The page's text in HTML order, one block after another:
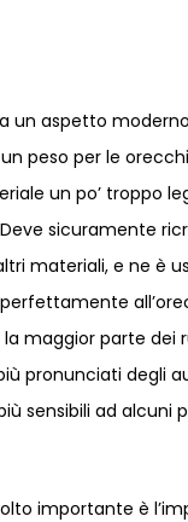
un aspetto
peso per le
un po’ troppo
sicuramente
materiali, e ne è
maggior parte dei
pronunciati degli
sensibili ad
importante è